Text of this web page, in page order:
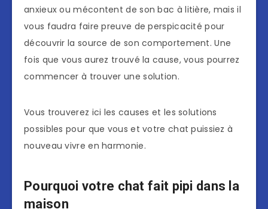
anxieux ou mécontent de son bac à litière, mais il
vous faudra faire preuve de perspicacité pour
découvrir la source de son comportement. Une
fois que vous aurez trouvé la cause, vous pourrez
commencer à trouver une solution.
Vous trouverez ici les causes et les solutions
possibles pour que vous et votre chat puissiez à
nouveau vivre en harmonie.
Pourquoi votre chat fait pipi dans la
maison